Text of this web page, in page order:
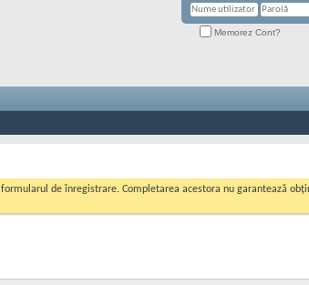
Memorez Cont?
de înregistrare. Completarea acestora nu garantează